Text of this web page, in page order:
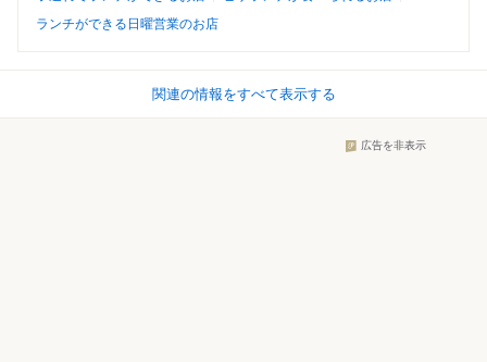
ランチができる日曜営業のお店
関連の情報をすべて表示する
広告を非表示